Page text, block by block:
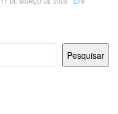
Pesquisar